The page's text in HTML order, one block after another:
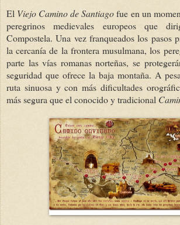
El Viejo Camino de Santiagofue en un
peregrinos medievales europeos que
Compostela. Una vez franqueados los pasos
la cercanía de la frontera musulmana, los
parte las vías romanas norteñas, se
seguridad que ofrece la baja montaña. A
ruta sinuosa y con más dificultades
más segura que el conocido y tradicional